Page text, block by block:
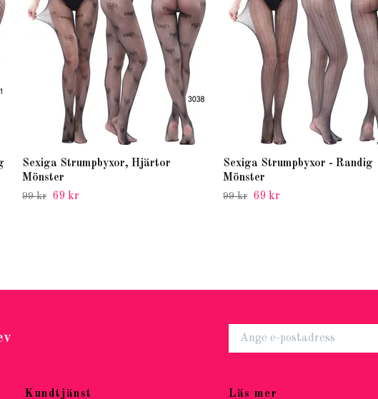
Sexiga Strumpbyxor, Hjärtor
Mönster
99 kr 69 kr
Sexiga Strumpbyxor - Randig
Mönster
99 kr 69 kr
Kundtjänst Läs mer